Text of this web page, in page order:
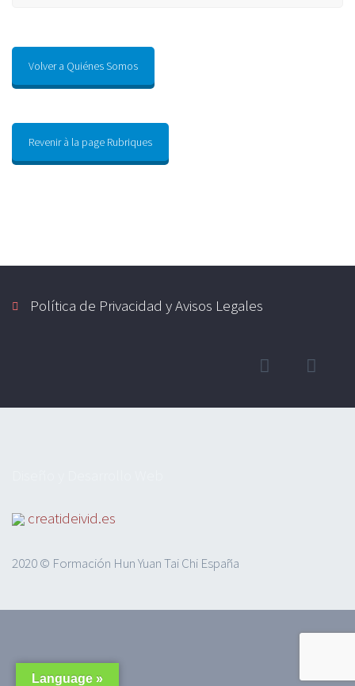
Volver a Quiénes Somos
Revenir à la page Rubriques
Política de Privacidad y Avisos Legales
creatideivid.es
2020 © Formación Hun Yuan Tai Chi España
Language »